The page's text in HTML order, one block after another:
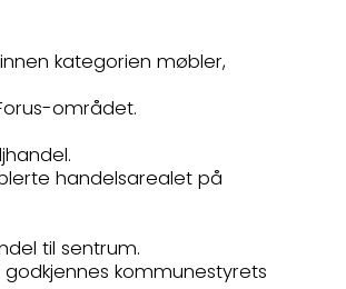
kategorien møbler,
området.
handelsarealet på
til sentrum.
kommunestyrets